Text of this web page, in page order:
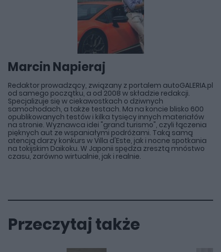
Marcin Napieraj
Redaktor prowadzący, związany z portalem autoGALERIA.pl
od samego początku, a od 2008 w składzie redakcji.
Specjalizuje się w ciekawostkach o dziwnych
samochodach, a także testach. Ma na koncie blisko 600
opublikowanych testów i kilka tysięcy innych materiałów
na stronie. Wyznawca idei "grand turismo", czyli łączenia
pięknych aut ze wspaniałymi podróżami. Taką samą
atencją darzy konkurs w Villa d'Este, jak i nocne spotkania
na tokijskim Daikoku. W Japonii spędza zresztą mnóstwo
czasu, zarówno wirtualnie, jak i realnie.
Przeczytaj także